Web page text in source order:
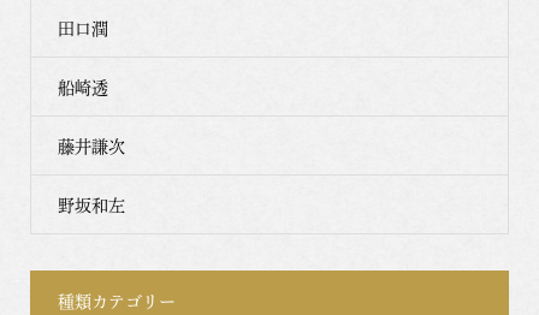
田口潤
船崎透
藤井謙次
野坂和左
種類カテゴリー